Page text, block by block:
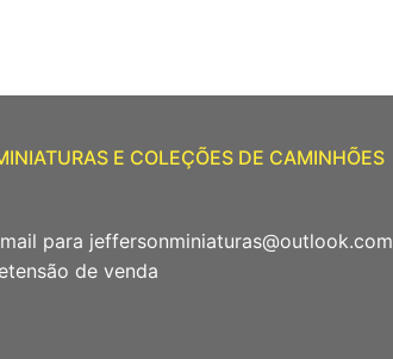
E COLEÇÕES DE CAMINHÕES
para jeffersonminiaturas@outlook.com
de venda